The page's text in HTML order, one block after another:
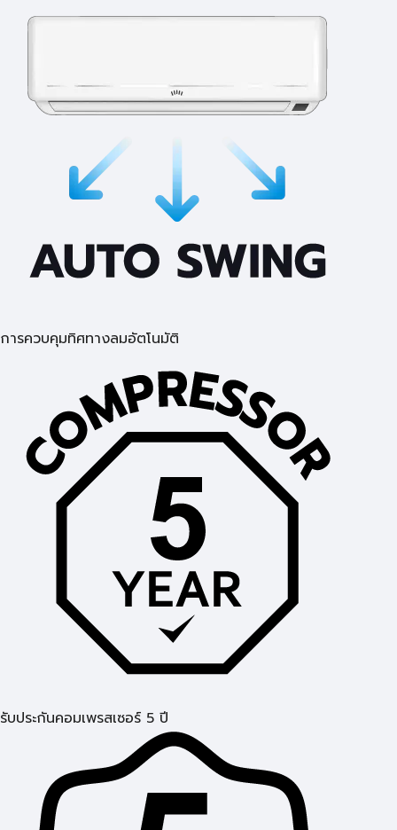
การควบคุมทิศทางลมอัตโนมัติ
รับประกันคอมเพรสเซอร์ 5 ปี